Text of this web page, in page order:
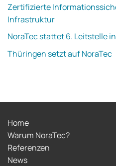
Zertifizierte
Infrastruktur
NoraTec stattet 6. Leitstelle
Thüringen setzt auf NoraTec
Home
Warum NoraTec?
Referenzen
News